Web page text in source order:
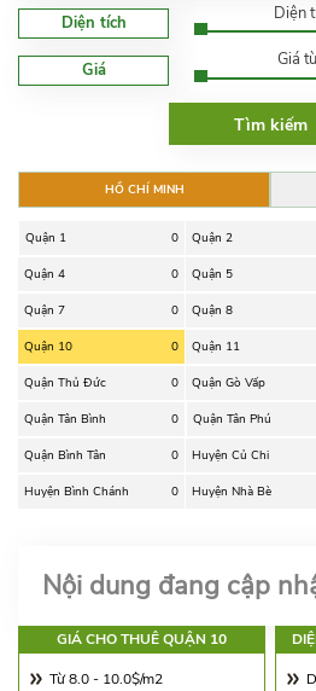
Diện tích Diện
Giá Giá
HỒ CHÍ MINH
Quận 1 0 Quận 2
Quận 4 0 Quận 5
Quận 7 0 Quận 8
Quận 10 0 Quận 11
Quận Thủ Đức 0 Quận Gò Vấp
Quận Tân Bình 0 Quận Tân Phú
Quận Bình Tân 0 Huyện Củ Chi
Huyện Bình Chánh 0 Huyện Nhà Bè
Nội dung đang cập
GIÁ CHO THUÊ QUẬN 10
Từ 8.0 - 10.0$/m2